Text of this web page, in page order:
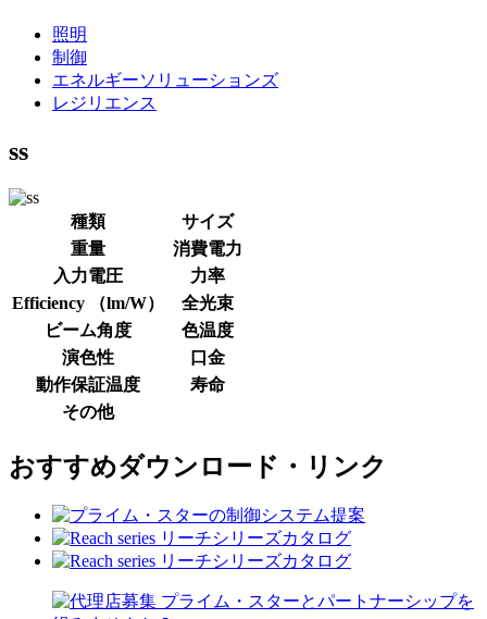
照明
制御
エネルギーソリューションズ
レジリエンス
ss
種類
サイズ
重量
消費電力
入力電圧
力率
Efficiency （lm/W）
全光束
ビーム角度
色温度
演色性
口金
動作保証温度
寿命
その他
おすすめダウンロード・リンク